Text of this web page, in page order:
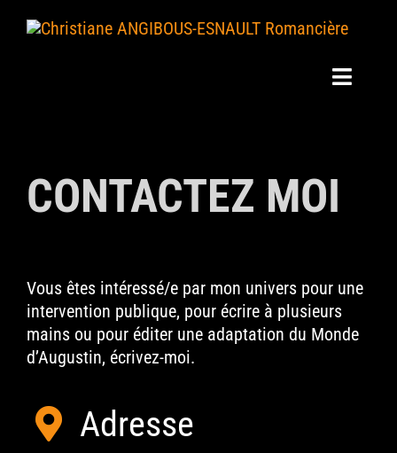
Toggle
Mes Actus
Ma Bio
Revue de presse
Contact
CONTACTEZ MOI
Vous êtes intéressé/e par mon univers pour une
intervention publique, pour écrire à plusieurs
mains ou pour éditer une adaptation du Monde
d’Augustin, écrivez-moi.
Adresse